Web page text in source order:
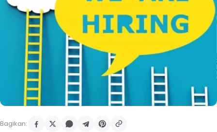
Bagikan: